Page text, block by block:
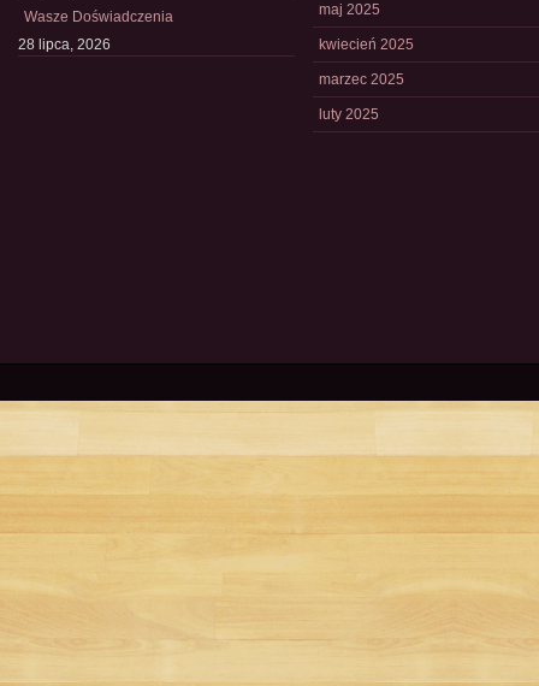
Wasze Doświadczenia
28 lipca, 2026
maj 2025
kwiecień 2025
marzec 2025
luty 2025